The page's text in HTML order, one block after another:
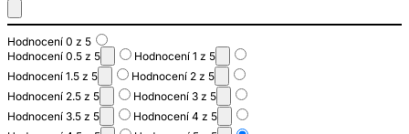
Hodnocení 0 z 5
Hodnocení 0.5 z 5
Hodnocení 1 z 5
Hodnocení 1.5 z 5
Hodnocení 2 z 5
Hodnocení 2.5 z 5
Hodnocení 3 z 5
Hodnocení 3.5 z 5
Hodnocení 4 z 5